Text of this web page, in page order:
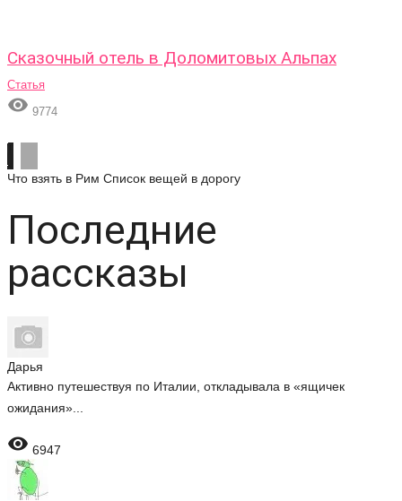
Сказочный отель в Доломитовых Альпах
Статья
 9774
Что взять в Рим Список вещей в дорогу
Последние
рассказы
Дарья
Активно путешествуя по Италии, откладывала в «ящичек
ожидания»...
 6947